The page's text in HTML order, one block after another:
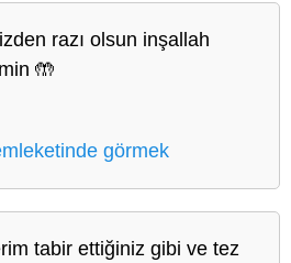
razı olsun inşallah
🤲
görmek
tabir ettiğiniz gibi ve tez